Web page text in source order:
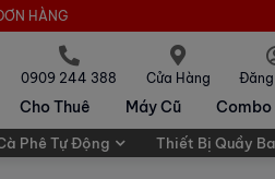
HÀNG
0909 244 388 Cửa Hàng Đăng
Cho Thuê Máy Cũ Combo
Phê Tự Động Thiết Bị Quầy